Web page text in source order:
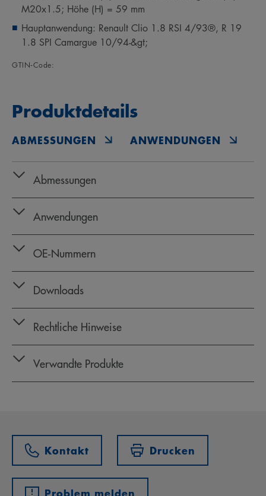
M20x1.5; Höhe (H) = 59 mm
Hauptanwendung: Renault Clio 1.8 RSI 4/93®, R 19
1.8 SPI Camargue 10/94-&gt;
GTIN‑Code:
Produktdetails
ABMESSUNGEN ANWENDUNGEN
Abmessungen
Anwendungen
OE‑Nummern
Downloads
Rechtliche Hinweise
Verwandte Produkte
Kontakt Drucken
Problem melden